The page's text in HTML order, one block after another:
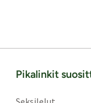
Pikalinkit